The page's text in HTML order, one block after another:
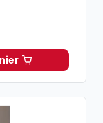
civil 2027 annoté.